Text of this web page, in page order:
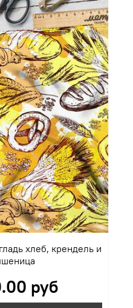
хлеб, крендель и
руб